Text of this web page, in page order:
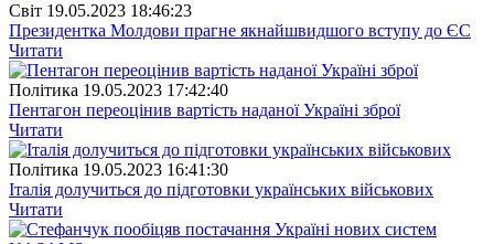
Свiт 19.05.2023 18:46:23
Президентка Молдови прагне якнайшвидшого вступу до ЄС
Читати
Полiтика 19.05.2023 17:42:40
Пентагон переоцінив вартість наданої Україні зброї
Читати
Полiтика 19.05.2023 16:41:30
Італія долучиться до підготовки українських військових
Читати